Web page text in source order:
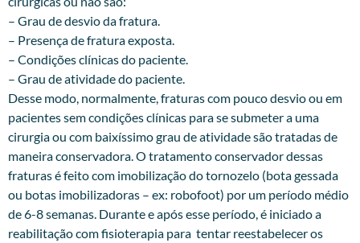
– Grau de desvio da fratura.
– Presença de fratura exposta.
– Condições clínicas do paciente.
– Grau de atividade do paciente.
Desse modo, normalmente, fraturas com pouco desvio ou em
pacientes sem condições clínicas para se submeter a uma
cirurgia ou com baixíssimo grau de atividade são tratadas de
maneira conservadora. O tratamento conservador dessas
fraturas é feito com imobilização do tornozelo (bota gessada
ou botas imobilizadoras – ex: robofoot) por um período médio
de 6-8 semanas. Durante e após esse período, é iniciado a
reabilitação com fisioterapia para tentar reestabelecer os